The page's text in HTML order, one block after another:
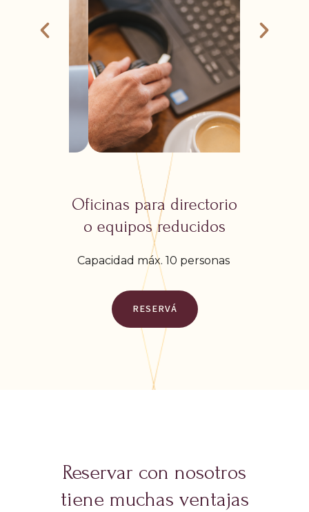
Oficinas para directorio
o equipos reducidos
Capacidad máx. 10 personas
RESERVÁ
Reservar con nosotros
tiene muchas ventajas